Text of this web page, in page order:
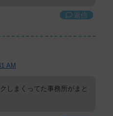
返信
AM
しまくってた事務所がまと